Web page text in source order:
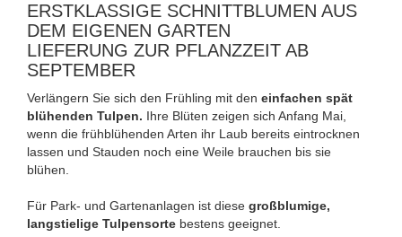
ERSTKLASSIGE SCHNITTBLUMEN AUS
DEM EIGENEN GARTEN
LIEFERUNG ZUR PFLANZZEIT AB
SEPTEMBER
Verlängern Sie sich den Frühling mit den einfachen spät
blühenden Tulpen. Ihre Blüten zeigen sich Anfang Mai,
wenn die frühblühenden Arten ihr Laub bereits eintrocknen
lassen und Stauden noch eine Weile brauchen bis sie
blühen.
Für Park- und Gartenanlagen ist diese großblumige,
langstielige Tulpensorte bestens geeignet.